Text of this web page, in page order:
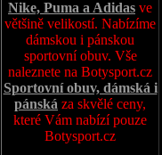
Nike, Puma a Adidas ve
většině velikostí. Nabízíme
dámskou i pánskou
sportovní obuv. Vše
naleznete na Botysport.cz
Sportovní obuv, dámská i
pánská za skvělé ceny,
které Vám nabízí pouze
Botysport.cz